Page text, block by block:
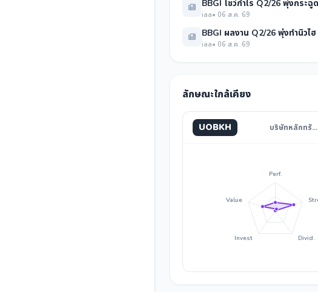
BBGI โชว์กำไร Q2/26 พุ่งกระ
iaa• 06 ส.ค. 69
BBGI ผลงาน Q2/26 พุ่งทำนิวไ
iaa• 06 ส.ค. 69
ลักษณะใกล้เคียง
UOBKH บริษัทหลักทรั…
Perf.
Divid.
Invest
Value